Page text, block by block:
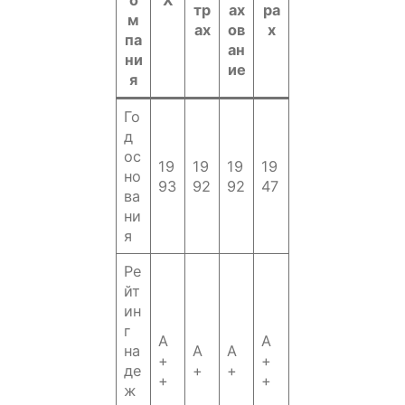
м
па
ни
я
тр
ах
ах
ов
ан
ие
ра
х
Го
д
ос
но
ва
ни
я
19
93
19
92
19
92
19
47
Ре
йт
ин
г
на
де
ж
A
+
+
А
+
А
+
А
+
+